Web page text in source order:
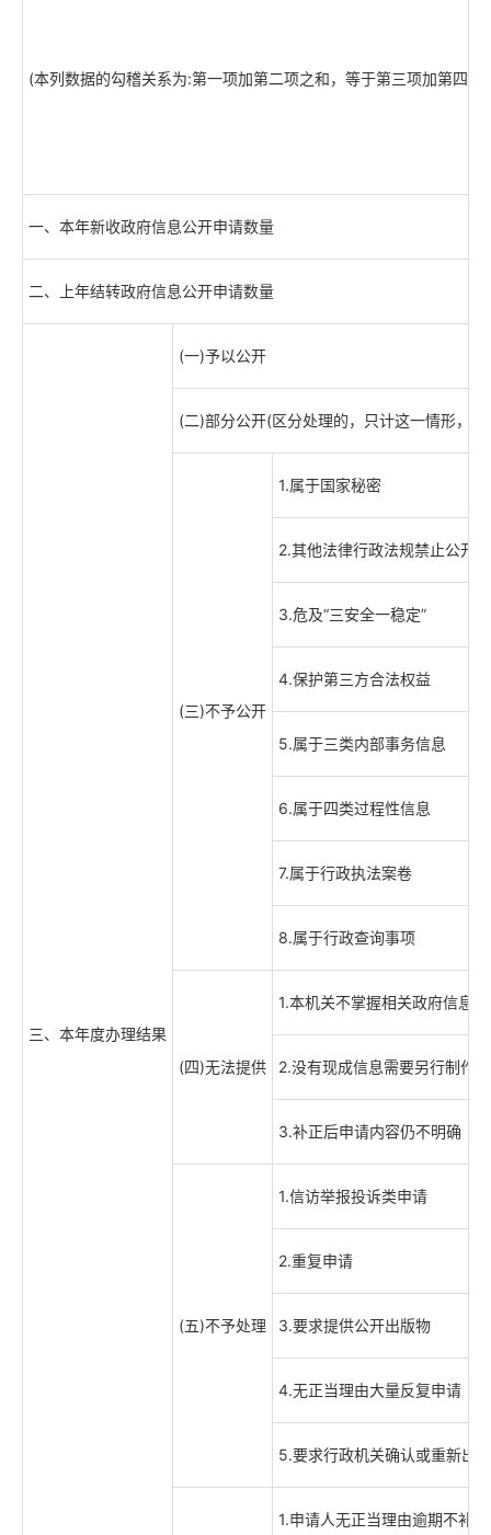
(本列数据的勾稽关系为:第一项加第二项之和，等于第三项加第四项
一、本年新收政府信息公开申请数量
二、上年结转政府信息公开申请数量
三、本年度办理结果
(一)予以公开
(二)部分公开(区分处理的，只计这一情形，
(三)不予公开
1.属于国家秘密
2.其他法律行政法规禁止公开
3.危及“三安全一稳定”
4.保护第三方合法权益
5.属于三类内部事务信息
6.属于四类过程性信息
7.属于行政执法案卷
8.属于行政查询事项
(四)无法提供
1.本机关不掌握相关政府信息
2.没有现成信息需要另行制作
3.补正后申请内容仍不明确
(五)不予处理
1.信访举报投诉类申请
2.重复申请
3.要求提供公开出版物
4.无正当理由大量反复申请
5.要求行政机关确认或重新出
1.申请人无正当理由逾期不补